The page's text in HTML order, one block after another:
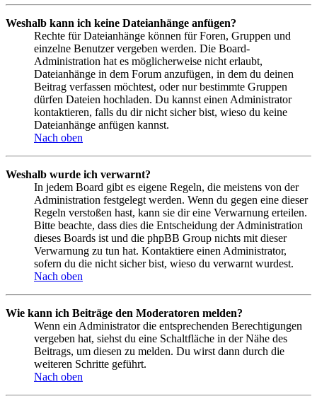
Weshalb kann ich keine Dateianhänge anfügen?
Rechte für Dateianhänge können für Foren, Gruppen und
einzelne Benutzer vergeben werden. Die Board-
Administration hat es möglicherweise nicht erlaubt,
Dateianhänge in dem Forum anzufügen, in dem du deinen
Beitrag verfassen möchtest, oder nur bestimmte Gruppen
dürfen Dateien hochladen. Du kannst einen Administrator
kontaktieren, falls du dir nicht sicher bist, wieso du keine
Dateianhänge anfügen kannst.
Nach oben
Weshalb wurde ich verwarnt?
In jedem Board gibt es eigene Regeln, die meistens von der
Administration festgelegt werden. Wenn du gegen eine dieser
Regeln verstoßen hast, kann sie dir eine Verwarnung erteilen.
Bitte beachte, dass dies die Entscheidung der Administration
dieses Boards ist und die phpBB Group nichts mit dieser
Verwarnung zu tun hat. Kontaktiere einen Administrator,
sofern du die nicht sicher bist, wieso du verwarnt wurdest.
Nach oben
Wie kann ich Beiträge den Moderatoren melden?
Wenn ein Administrator die entsprechenden Berechtigungen
vergeben hat, siehst du eine Schaltfläche in der Nähe des
Beitrags, um diesen zu melden. Du wirst dann durch die
weiteren Schritte geführt.
Nach oben